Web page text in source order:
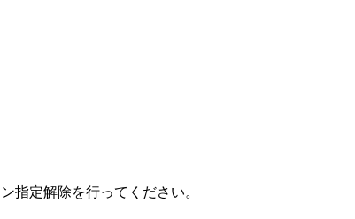
指定解除を行ってください。